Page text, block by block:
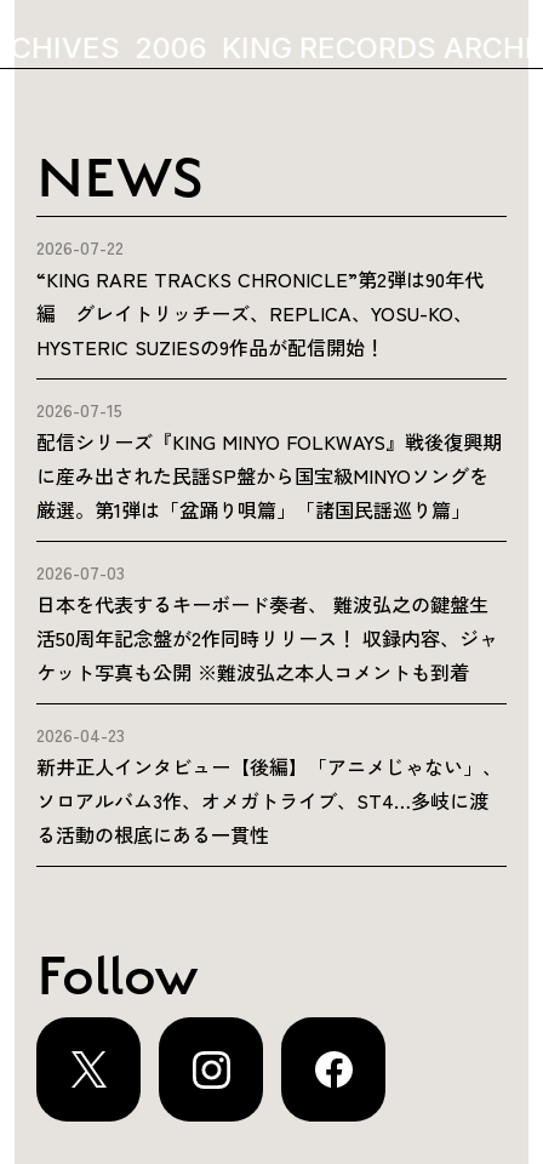
2006 KING RECORDS
NEWS
2026-07-22
“KING RARE TRACKS CHRONICLE”第2弾は90年代
編 グレイトリッチーズ、REPLICA、YOSU-KO、
HYSTERIC SUZIESの9作品が配信開始！
2026-07-15
配信シリーズ『KING MINYO FOLKWAYS』戦後復興期
に産み出された民謡SP盤から国宝級MINYOソングを
厳選。第1弾は「盆踊り唄篇」「諸国民謡巡り篇」
2026-07-03
日本を代表するキーボード奏者、 難波弘之の鍵盤生
活50周年記念盤が2作同時リリース！ 収録内容、ジャ
ケット写真も公開 ※難波弘之本人コメントも到着
2026-04-23
新井正人インタビュー【後編】「アニメじゃない」、
ソロアルバム3作、オメガトライブ、ST4…多岐に渡
る活動の根底にある一貫性
Follow